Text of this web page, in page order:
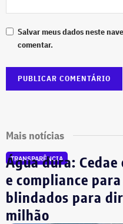
Salvar meus dados neste
comentar.
Mais notícias
TRANSPARÊNCIA
Água dura:
e compliance
blindados para
milhão